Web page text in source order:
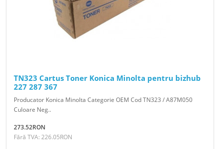
TN323 Cartus Toner Konica Minolta pentru bizhub
227 287 367
Producator Konica Minolta Categorie OEM Cod TN323 / A87M050
Culoare Neg..
273.52RON
Fără TVA: 226.05RON